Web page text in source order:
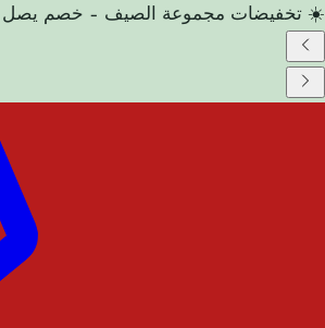
☀️ تخفيضات مجموعة الصيف – خصم يصل إلى